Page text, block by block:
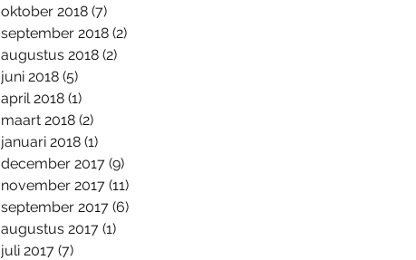
oktober 2018 (7)
september 2018 (2)
augustus 2018 (2)
juni 2018 (5)
april 2018 (1)
maart 2018 (2)
januari 2018 (1)
december 2017 (9)
november 2017 (11)
september 2017 (6)
augustus 2017 (1)
juli 2017 (7)